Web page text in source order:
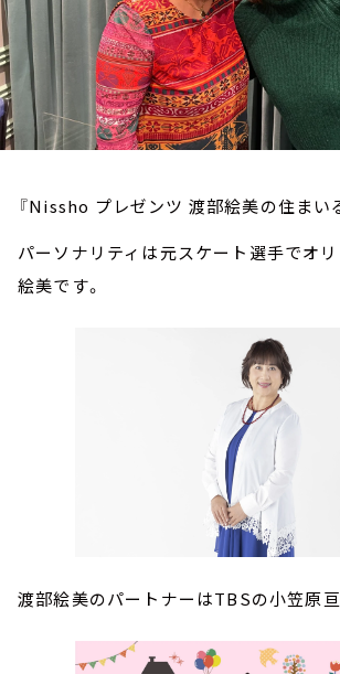
『Nissho プレゼンツ 渡部絵美の住まい
パーソナリティは元スケート選手でオ
絵美です。
渡部絵美のパートナーはTBSの小笠原亘